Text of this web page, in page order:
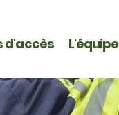
d'accès L'équipe